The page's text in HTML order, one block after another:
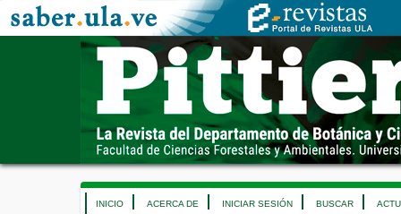
INICIO ACERCA DE INICIAR SESIÓN BUSCAR